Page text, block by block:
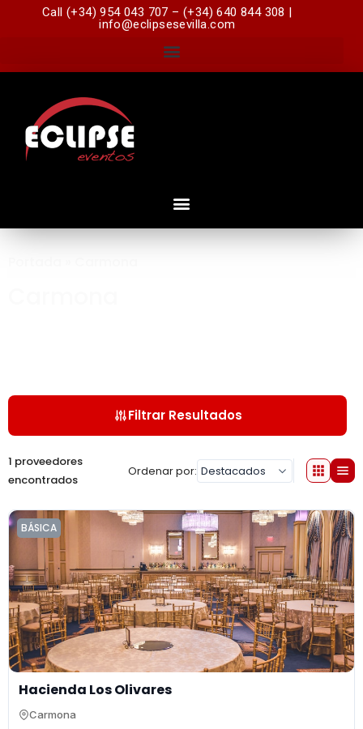
Call (+34) 954 043 707 – (+34) 640 844 308 |
info@eclipsesevilla.com
Filtrar Resultados
1 proveedores
encontrados
Ordenar por:
BÁSICA
Hacienda Los Olivares
Carmona